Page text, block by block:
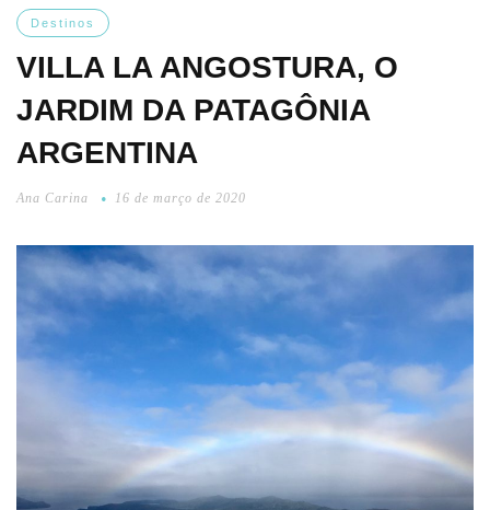
Destinos
VILLA LA ANGOSTURA, O
JARDIM DA PATAGÔNIA
ARGENTINA
Ana Carina 16 de março de 2020